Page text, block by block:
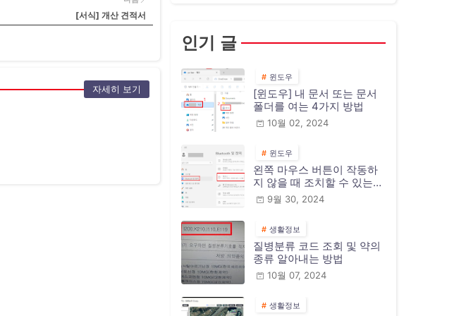
[서식] 개산 견적서
자세히 보기
인기 글
윈도우
[윈도우] 내 문서 또는 문서
폴더를 여는 4가지 방법
10월 02, 2024
윈도우
왼쪽 마우스 버튼이 작동하
지 않을 때 조치할 수 있는
10가지 방법
9월 30, 2024
생활정보
질병분류 코드 조회 및 약의
종류 알아내는 방법
10월 07, 2024
생활정보